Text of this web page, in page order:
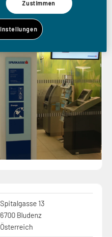
Spitalgasse 13
6700 Bludenz
Österreich
Zustimmen